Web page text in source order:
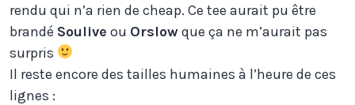
rendu qui n’a rien de cheap. Ce tee aurait pu être
brandé Soulive ou Orslowque ça ne m’aurait pas
surpris
Il reste encore des tailles humaines à l’heure de ces
lignes :